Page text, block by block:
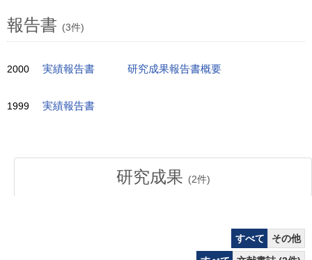
報告書 (3件)
2000 実績報告書 研究成果報告書概要
1999 実績報告書
研究成果 (2件)
すべて
その他